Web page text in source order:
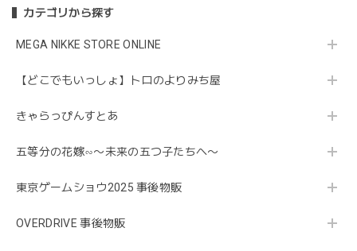
カテゴリから探す
MEGA NIKKE STORE ONLINE
【どこでもいっしょ】トロのよりみち屋
きゃらっぴんすとあ
五等分の花嫁∽〜未来の五つ子たちへ〜
東京ゲームショウ2025 事後物販
OVERDRIVE 事後物販